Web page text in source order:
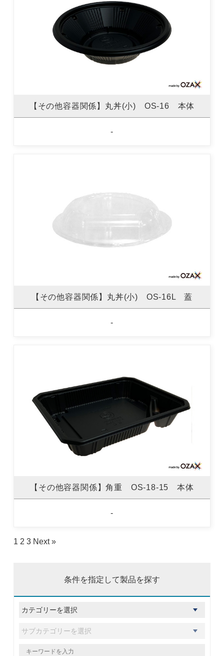
【その他容器関係】丸丼(小) OS-16 本体
-
【その他容器関係】丸丼(小) OS-16L 蓋
-
【その他容器関係】角重 OS-18-15 本体
-
1 2 3 Next »
条件を指定して製品を探す